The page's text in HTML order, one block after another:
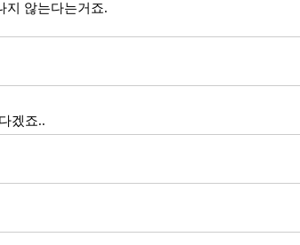
지 않는다는거죠.
겠죠..